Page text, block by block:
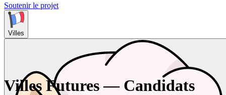
Soutenir le projet
Villes
Villes Futures — Candidats